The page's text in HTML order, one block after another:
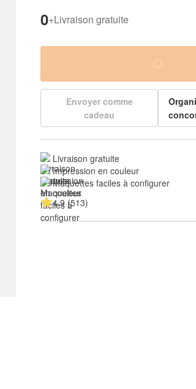
0+Livraison gratuite
Envoyer comme
cadeau
Livraison gratuite
Impression en couleur
Maquettes faciles à configurer
4.9 (513)